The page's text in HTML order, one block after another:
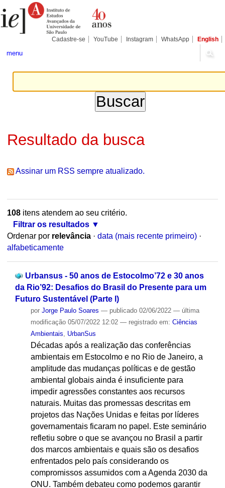
para
conteúdo.
Pessoais
Cadastre-se YouTube Instagram WhatsApp English
menu
Resultado da busca
Assinar um RSS sempre atualizado.
108itens atendem ao seu critério.
Filtrar os resultados
Ordenar por relevância · data (mais recente primeiro) ·
alfabeticamente
Urbansus - 50 anos de Estocolmo’72 e 30 anos
da Rio’92: Desafios do Brasil do Presente para um
Futuro Sustentável (Parte l)
por Jorge Paulo Soares — publicado02/06/2022 — última
modificação05/07/2022 12:02 — registrado em: Ciências
Ambientais
UrbanSus
Décadas após a realização das conferências
ambientais em Estocolmo e no Rio de Janeiro, a
amplitude das mudanças políticas e de gestão
ambiental globais ainda é insuficiente para
impedir agressões constantes aos recursos
naturais. Muitas das promessas descritas em
projetos das Nações Unidas e feitas por líderes
governamentais ficaram no papel. Este seminário
refletiu sobre o que se avançou no Brasil a partir
dos marcos ambientais e quais são os desafios
enfrentados pelo país considerando os
compromissos assumidos com a Agenda 2030 da
ONU. Também debateu como podemos garantir